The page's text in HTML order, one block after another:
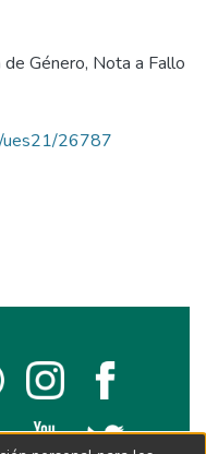
Género, Nota a Fallo
ues21/26787